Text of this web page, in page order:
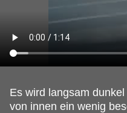
Es wird langsam
von innen ein wenig